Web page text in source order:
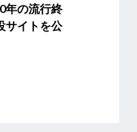
の流行終
サイトを公